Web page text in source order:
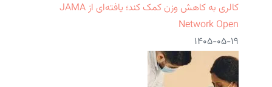
کالری به کاهش وزن کمک کند؛ یافته‌ای از JAMA
Network Open
۱۴۰۵-۰۵-۱۹